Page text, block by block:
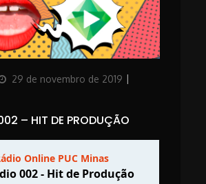
29 de novembro de 2019
– HIT DE PRODUÇÃO